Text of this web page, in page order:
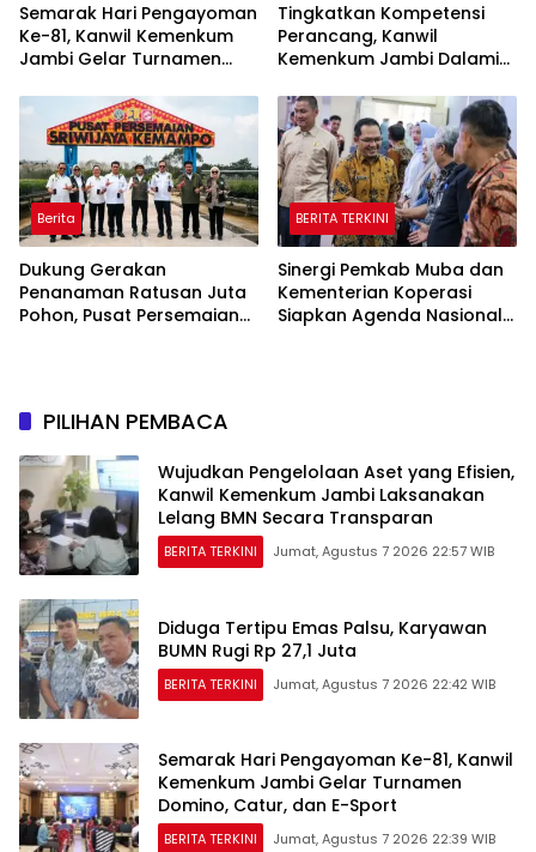
Semarak Hari Pengayoman
Ke-81, Kanwil Kemenkum
Jambi Gelar Turnamen
Tingkatkan Kompetensi
Perancang, Kanwil
Kemenkum Jambi Dalami
Peraturan Perundang-
undangan
Berita
Dukung Gerakan
Penanaman Ratusan Juta
Pohon, Pusat Persemaian
BERITA TERKINI
Sinergi Pemkab Muba dan
Kementerian Koperasi
Siapkan Agenda Nasional
PILIHAN PEMBACA
Wujudkan Pengelolaan Aset yang Efisien,
Kanwil Kemenkum Jambi Laksanakan
Lelang BMN Secara Transparan
BERITA TERKINI Jumat, Agustus 7 2026 22:57 WIB
Diduga Tertipu Emas Palsu, Karyawan
BUMN Rugi Rp 27,1 Juta
BERITA TERKINI Jumat, Agustus 7 2026 22:42 WIB
Semarak Hari Pengayoman Ke-81, Kanwil
Kemenkum Jambi Gelar Turnamen
Domino, Catur, dan E-Sport
BERITA TERKINI Jumat, Agustus 7 2026 22:39 WIB